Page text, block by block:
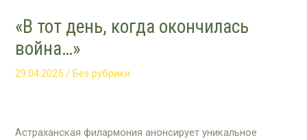
«В тот день, когда окончилась
война…»
29.04.2025/Без рубрики
Астраханская филармония анонсирует уникальное